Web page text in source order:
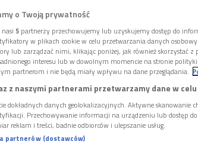
o Twoją prywatność
5 partnerzy przechowujemy lub uzyskujemy dostęp do
w plikach cookie w celu przetwarzania danych
lub zarządzać nimi, klikając poniżej, jak również skorzystać z
interesu lub w dowolnym momencie na stronie
partnerom i nie będą miały wpływu na dane przeglądania.
z naszymi partnerami przetwarzamy dane w
dokładnych danych geolokalizacyjnych. Aktywne skanowanie
Przechowywanie informacji na urządzeniu lub dostęp
reklam i treści, badnie odbiorców i ulepszanie usług.
partnerów (dostawców)